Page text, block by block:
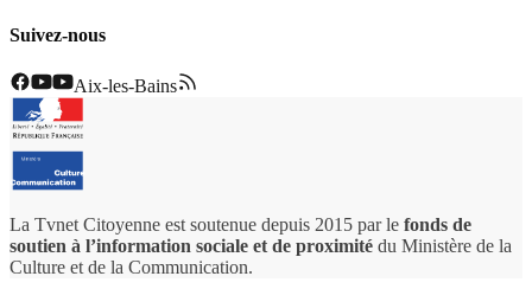
Suivez-nous
Aix-les-Bains
La Tvnet Citoyenne est soutenue depuis 2015 par le fonds de
soutien à l’information sociale et de proximité du Ministère de la
Culture et de la Communication.